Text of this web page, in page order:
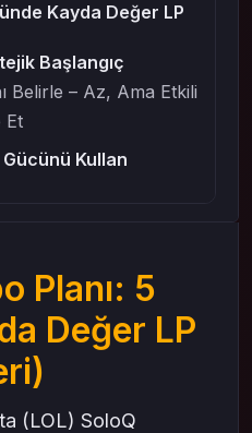
Kayda Değer LP
Başlangıç
Belirle – Az, Ama Etkili
Et
Kullan
Verimlilik Planı
Et, Geçme!
Planı: 5
Değer LP
(LOL) SoloQ